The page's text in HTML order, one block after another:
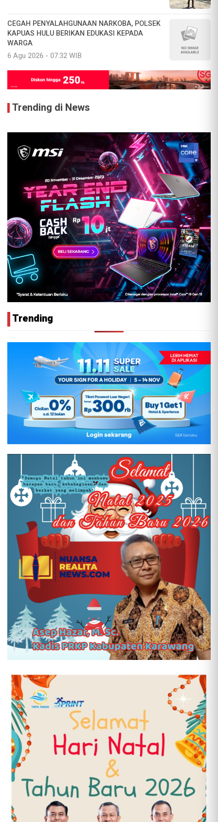
CEGAH PENYALAHGUNAAN NARKOBA, POLSEK
KAPUAS HULU BERIKAN EDUKASI KEPADA
WARGA
6 Agu 2026 - 07:32 WIB
Trending di News
Trending